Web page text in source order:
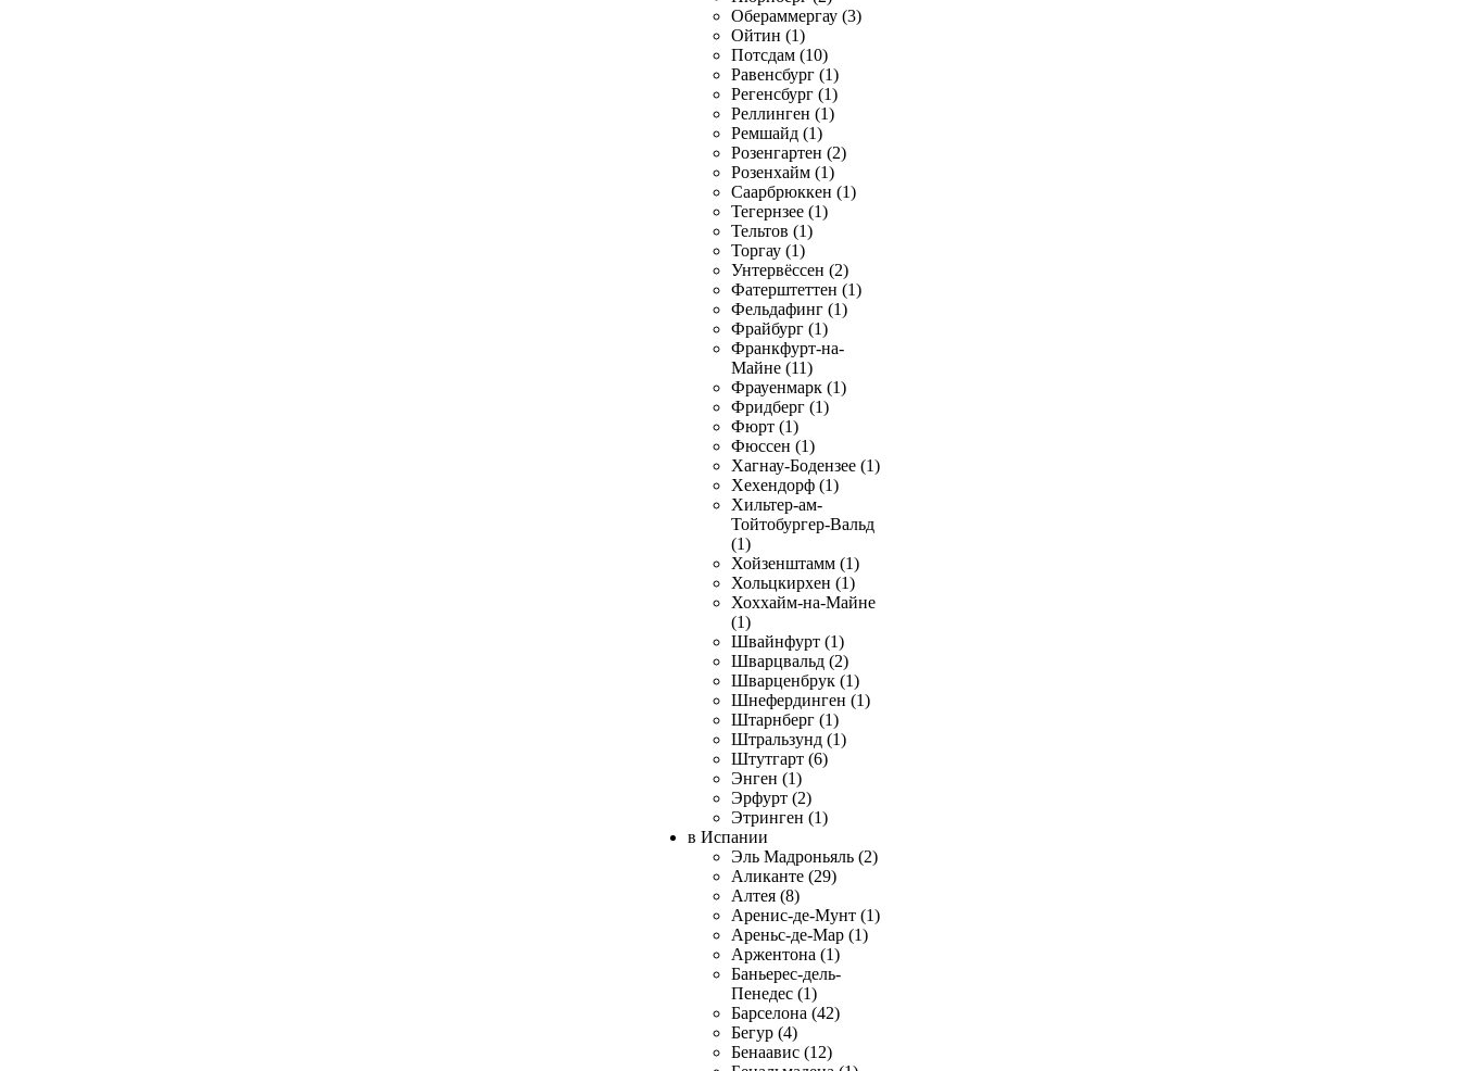
Обераммергау (3)
Ойтин (1)
Потсдам (10)
Равенсбург (1)
Регенсбург (1)
Реллинген (1)
Ремшайд (1)
Розенгартен (2)
Розенхайм (1)
Саарбрюккен (1)
Тегернзее (1)
Тельтов (1)
Торгау (1)
Унтервёссен (2)
Фатерштеттен (1)
Фельдафинг (1)
Фрайбург (1)
Франкфурт-на-
Майне (11)
Фрауенмарк (1)
Фридберг (1)
Фюрт (1)
Фюссен (1)
Хагнау-Бодензее (1)
Хехендорф (1)
Хильтер-ам-
Тойтобургер-Вальд
(1)
Хойзенштамм (1)
Хольцкирхен (1)
Хоххайм-на-Майне
(1)
Швайнфурт (1)
Шварцвальд (2)
Шварценбрук (1)
Шнефердинген (1)
Штарнберг (1)
Штральзунд (1)
Штутгарт (6)
Энген (1)
Эрфурт (2)
Этринген (1)
в Испании
Эль Мадроньяль (2)
Аликанте (29)
Алтея (8)
Аренис-де-Мунт (1)
Ареньс-де-Мар (1)
Аржентона (1)
Баньерес-дель-
Пенедес (1)
Барселона (42)
Бегур (4)
Бенаавис (12)